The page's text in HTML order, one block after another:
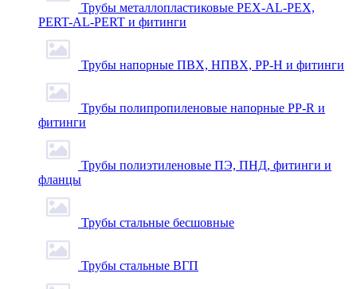
Трубы металлопластиковые PEX-AL-PEX,
PERT-AL-PERT и фитинги
Трубы напорные ПВХ, НПВХ, PP-H и фитинги
Трубы полипропиленовые напорные PP-R и
фитинги
Трубы полиэтиленовые ПЭ, ПНД, фитинги и
фланцы
Трубы стальные бесшовные
Трубы стальные ВГП